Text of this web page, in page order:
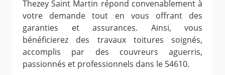
Thezey Saint Martin répond convenablement à
votre demande tout en vous offrant des
garanties et assurances. Ainsi, vous
bénéficierez des travaux toitures soignés,
accomplis par des couvreurs aguerris,
passionnés et professionnels dans le 54610.